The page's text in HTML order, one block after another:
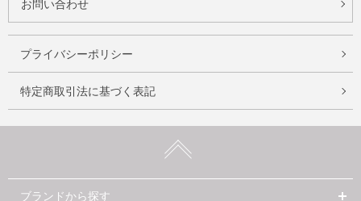
お問い合わせ
プライバシーポリシー
特定商取引法に基づく表記
ブランドから探す